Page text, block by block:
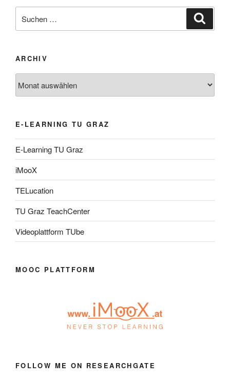
nach:
ARCHIV
E-LEARNING TU GRAZ
E-Learning TU Graz
iMooX
TELucation
TU Graz TeachCenter
Videoplattform TUbe
MOOC PLATTFORM
FOLLOW ME ON RESEARCHGATE